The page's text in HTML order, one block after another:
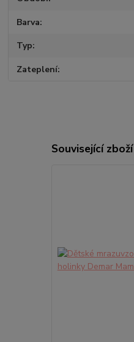
Barva
Typ
Zateplení
Související zboží